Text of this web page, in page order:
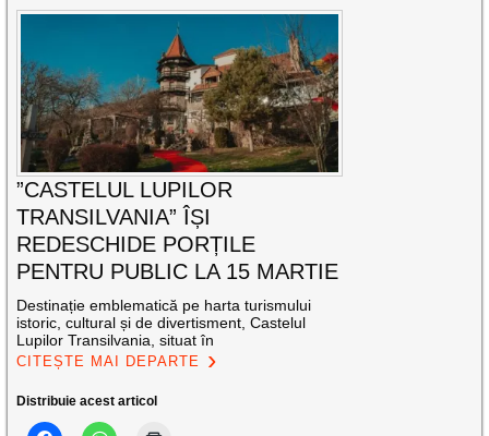
”CASTELUL LUPILOR
TRANSILVANIA” ÎȘI
REDESCHIDE PORȚILE
PENTRU PUBLIC LA 15 MARTIE
Destinație emblematică pe harta turismului
istoric, cultural și de divertisment, Castelul
Lupilor Transilvania, situat în
CITEȘTE MAI DEPARTE
Distribuie acest articol